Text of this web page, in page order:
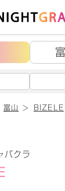
富山 BIZELE
バクラ